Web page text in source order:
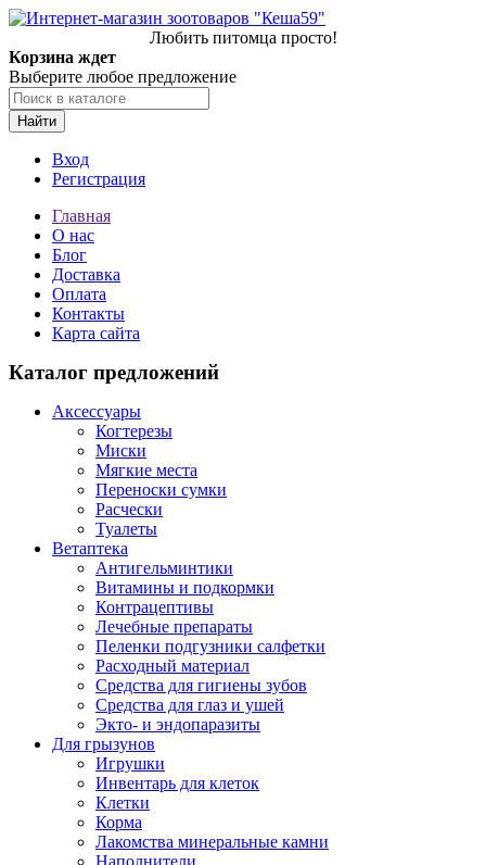
Любить питомца просто!
Корзина ждет
Выберите любое предложение
Найти
Вход
Регистрация
Главная
О нас
Блог
Доставка
Оплата
Контакты
Карта сайта
Каталог предложений
Аксессуары
Когтерезы
Миски
Мягкие места
Переноски сумки
Расчески
Туалеты
Ветаптека
Антигельминтики
Витамины и подкормки
Контрацептивы
Лечебные препараты
Пеленки подгузники салфетки
Расходный материал
Средства для гигиены зубов
Средства для глаз и ушей
Экто- и эндопаразиты
Для грызунов
Игрушки
Инвентарь для клеток
Клетки
Корма
Лакомства минеральные камни
Наполнители